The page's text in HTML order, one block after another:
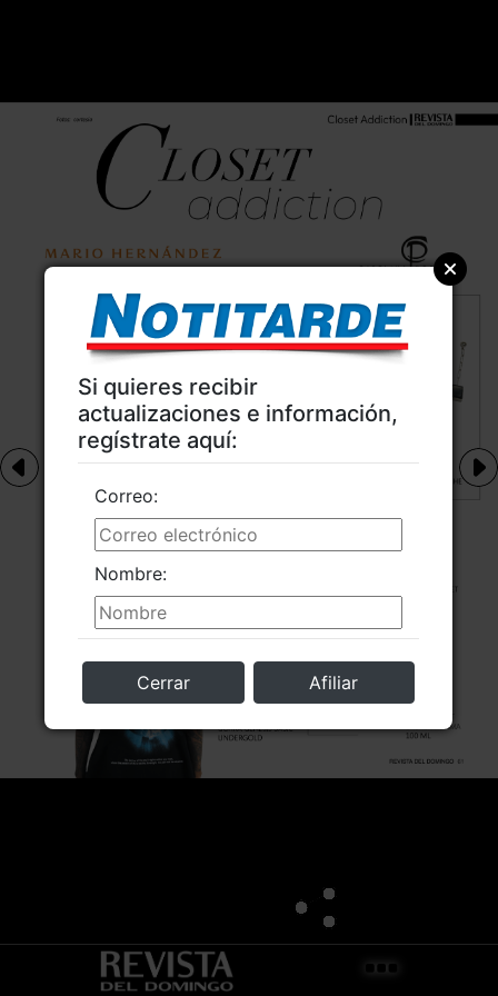
Si quieres recibir
actualizaciones e información,
regístrate aquí:
Nombre:
Correo:
Cerrar Afiliar